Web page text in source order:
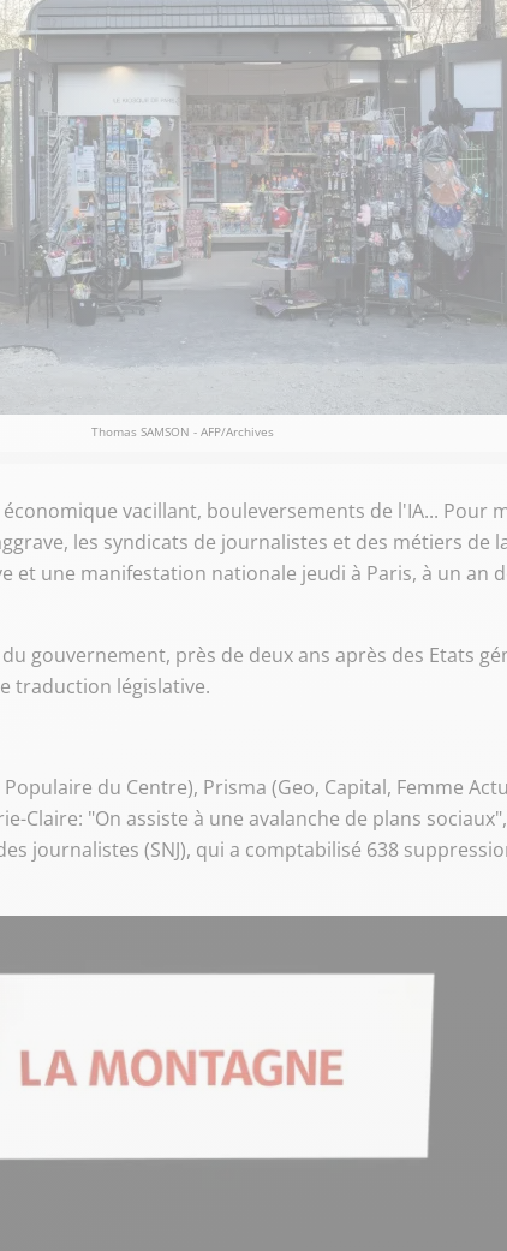
Thomas SAMSON - AFP/Archives
vacillant, bouleversements de l'IA... Pour
les syndicats de journalistes et des métiers de
et une manifestation nationale jeudi à Paris, à un an
gouvernement, près de deux ans après des Etats
traduction législative.
du Centre), Prisma (Geo, Capital, Femme
Claire: "On assiste à une avalanche de plans
journalistes (SNJ), qui a comptabilisé 638